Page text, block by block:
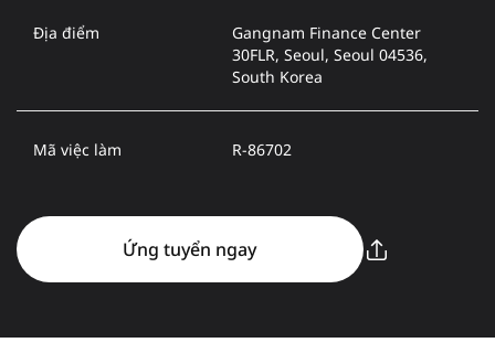
Địa điểm
Gangnam Finance Center
30FLR, Seoul, Seoul 04536,
South Korea
Mã việc làm R-86702
Ứng tuyển ngay